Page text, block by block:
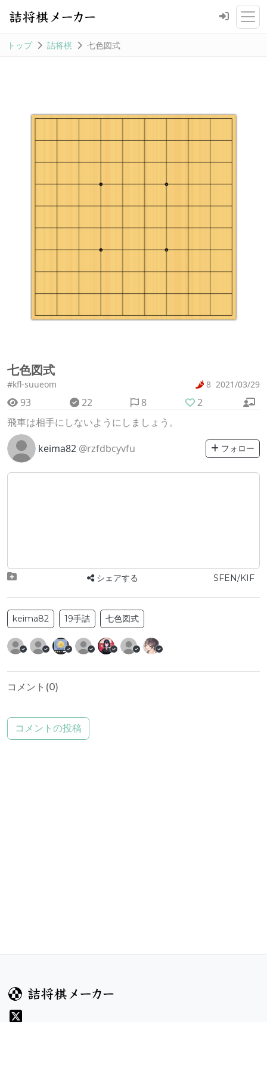
トップ 詰将棋 七色図式
七色図式
#kfl-suueom 8 2021/03/29
93 22 8
2
飛車は相手にしないようにしましょう。
keima82 @rzfdbcyvfu フォロー
シェアする SFEN/KIF
keima82 19手詰 七色図式
コメント(0)
コメントの投稿